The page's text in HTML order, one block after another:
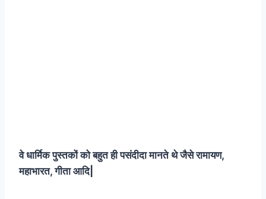
वे धार्मिक पुस्तकों को बहुत ही पसंदीदा मानते थे जैसे रामायण,
महाभारत, गीता आदि|